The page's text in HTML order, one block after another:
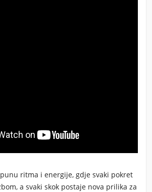
ritma i energije, gdje svaki pokret
a svaki skok postaje nova prilika za